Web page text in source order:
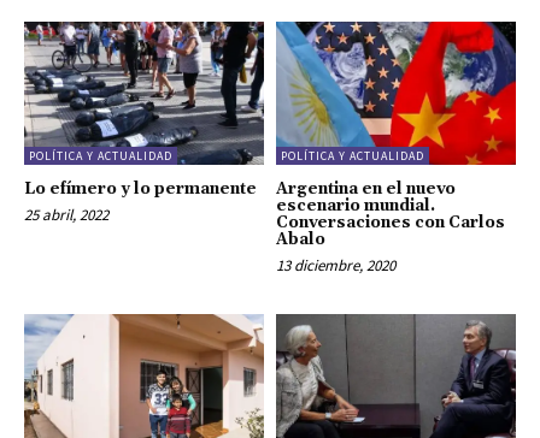
POLÍTICA Y ACTUALIDAD
Lo efímero y lo permanente
25 abril, 2022
POLÍTICA Y ACTUALIDAD
Argentina en el nuevo
escenario mundial.
Conversaciones con Carlos
Abalo
13 diciembre, 2020